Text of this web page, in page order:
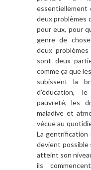
deux problèmes
pour eux, pour
genre de
deux
sont deux
comme ça que
subissent la
d’éducation,
pauvreté, les
maladive et
vécue au
La gentrification
devient possible
atteint son
ils